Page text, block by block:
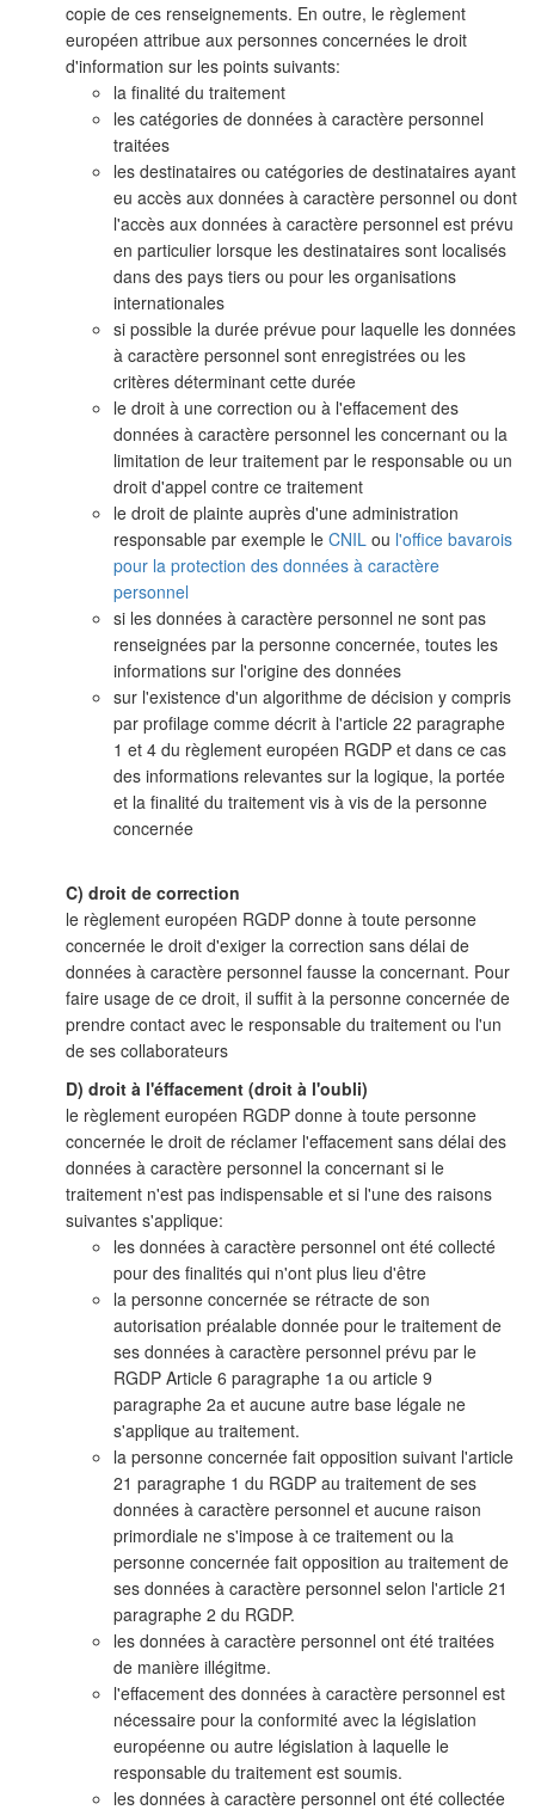
copie de ces renseignements. En outre, le règlement
européen attribue aux personnes concernées le droit
d'information sur les points suivants:
la finalité du traitement
les catégories de données à caractère personnel
traitées
les destinataires ou catégories de destinataires ayant
eu accès aux données à caractère personnel ou dont
l'accès aux données à caractère personnel est prévu
en particulier lorsque les destinataires sont localisés
dans des pays tiers ou pour les organisations
internationales
si possible la durée prévue pour laquelle les données
à caractère personnel sont enregistrées ou les
critères déterminant cette durée
le droit à une correction ou à l'effacement des
données à caractère personnel les concernant ou la
limitation de leur traitement par le responsable ou un
droit d'appel contre ce traitement
le droit de plainte auprès d'une administration
responsable par exemple le CNIL ou l'office bavarois
pour la protection des données à caractère
personnel
si les données à caractère personnel ne sont pas
renseignées par la personne concernée, toutes les
informations sur l'origine des données
sur l'existence d'un algorithme de décision y compris
par profilage comme décrit à l'article 22 paragraphe
1 et 4 du règlement européen RGDP et dans ce cas
des informations relevantes sur la logique, la portée
et la finalité du traitement vis à vis de la personne
concernée
C) droit de correction
le règlement européen RGDP donne à toute personne
concernée le droit d'exiger la correction sans délai de
données à caractère personnel fausse la concernant. Pour
faire usage de ce droit, il suffit à la personne concernée de
prendre contact avec le responsable du traitement ou l'un
de ses collaborateurs
D) droit à l'éffacement (droit à l'oubli)
le règlement européen RGDP donne à toute personne
concernée le droit de réclamer l'effacement sans délai des
données à caractère personnel la concernant si le
traitement n'est pas indispensable et si l'une des raisons
suivantes s'applique:
les données à caractère personnel ont été collecté
pour des finalités qui n'ont plus lieu d'être
la personne concernée se rétracte de son
autorisation préalable donnée pour le traitement de
ses données à caractère personnel prévu par le
RGDP Article 6 paragraphe 1a ou article 9
paragraphe 2a et aucune autre base légale ne
s'applique au traitement.
la personne concernée fait opposition suivant l'article
21 paragraphe 1 du RGDP au traitement de ses
données à caractère personnel et aucune raison
primordiale ne s'impose à ce traitement ou la
personne concernée fait opposition au traitement de
ses données à caractère personnel selon l'article 21
paragraphe 2 du RGDP.
les données à caractère personnel ont été traitées
de manière illégitme.
l'effacement des données à caractère personnel est
nécessaire pour la conformité avec la législation
européenne ou autre législation à laquelle le
responsable du traitement est soumis.
les données à caractère personnel ont été collectée